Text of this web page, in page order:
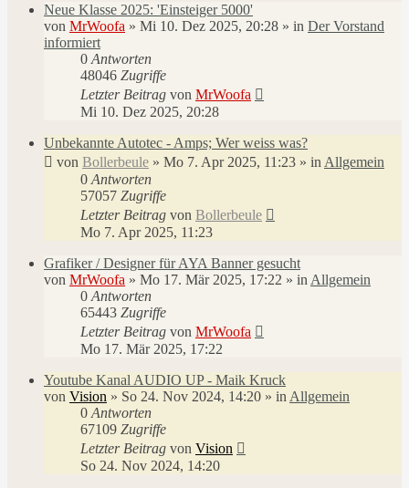
Neue Klasse 2025: 'Einsteiger 5000'
von MrWoofa » Mi 10. Dez 2025, 20:28 » in Der Vorstand
informiert
0 Antworten
48046 Zugriffe
Letzter Beitrag von MrWoofa
Mi 10. Dez 2025, 20:28
Unbekannte Autotec - Amps; Wer weiss was?
von Bollerbeule » Mo 7. Apr 2025, 11:23 » in Allgemein
0 Antworten
57057 Zugriffe
Letzter Beitrag von Bollerbeule
Mo 7. Apr 2025, 11:23
Grafiker / Designer für AYA Banner gesucht
von MrWoofa » Mo 17. Mär 2025, 17:22 » in Allgemein
0 Antworten
65443 Zugriffe
Letzter Beitrag von MrWoofa
Mo 17. Mär 2025, 17:22
Youtube Kanal AUDIO UP - Maik Kruck
von Vision » So 24. Nov 2024, 14:20 » in Allgemein
0 Antworten
67109 Zugriffe
Letzter Beitrag von Vision
So 24. Nov 2024, 14:20